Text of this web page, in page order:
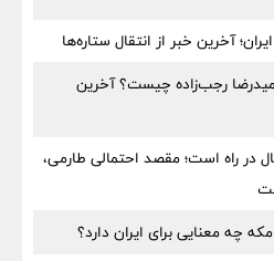
آخرین خبر از انتقال ستاره‌ها
رجب‌زاده چیست؟ آخرین
در راه است؛ مقصد احتمالی طارمی،
چه معنایی برای ایران دارد؟